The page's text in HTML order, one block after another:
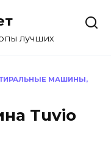
лучших
МАШИНЫ,
Tuvio